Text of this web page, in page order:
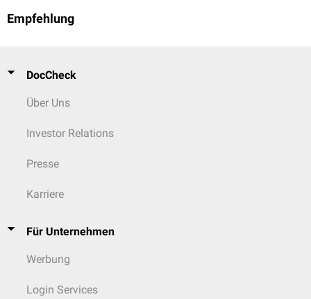
Empfehlung
DocCheck
Über Uns
Investor Relations
Presse
Karriere
Für Unternehmen
Werbung
Login Services